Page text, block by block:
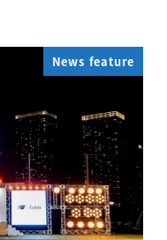
News feature